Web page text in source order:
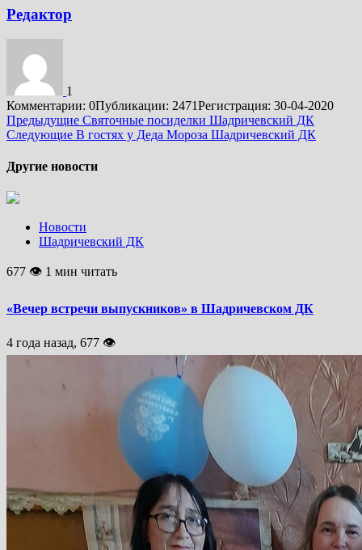
Редактор
1
Комментарии: 0Публикации: 2471Регистрация: 30-04-2020
Подробнее
Предыдущие Святочные посиделки Шадричевский ДК
Следующие В гостях у Деда Мороза Шадричевский ДК
Другие новости
Новости
Шадричевский ДК
677 👁 1 мин читать
«Вечер встречи выпускников» в Шадричевском ДК
4 года назад, 677 👁